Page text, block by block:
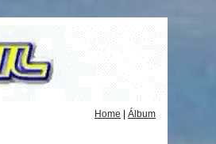
Home Álbum